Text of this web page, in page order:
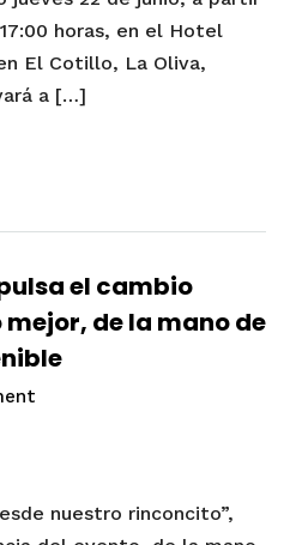
horas, en el Hotel
El Cotillo, La Oliva,
a […]
el cambio
de la mano de
nuestro rinconcito”,